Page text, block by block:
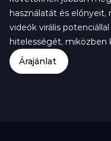
használatát és előnyeit,
videók virális
hitelességét, miközben
Árajánlat